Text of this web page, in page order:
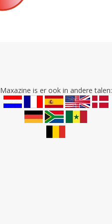
Maxazine is er ook in andere talen: